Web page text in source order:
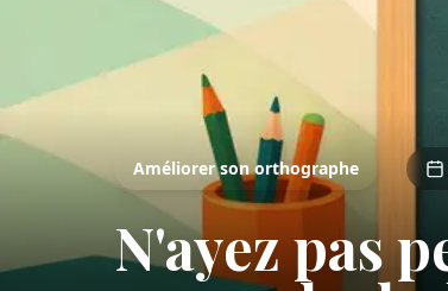
Améliorer son orthographe
N'ayez pas